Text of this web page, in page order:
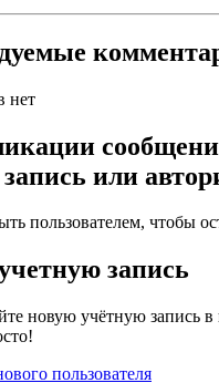
нет
или
пользователем, чтобы
запись
новую учётную запись
пользователя